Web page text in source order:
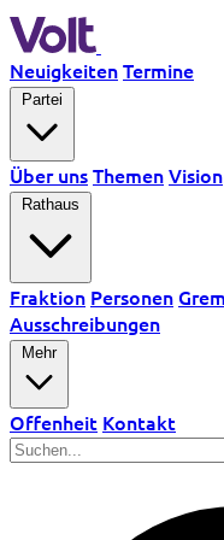
NeuigkeitenTermine
Über unsThemenVision
Fraktion Personen
Ausschreibungen
Mehr
Offenheit Kontakt